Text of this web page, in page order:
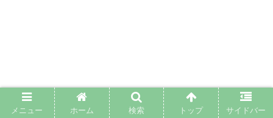
メニュー ホーム 検索 トップ サイドバー